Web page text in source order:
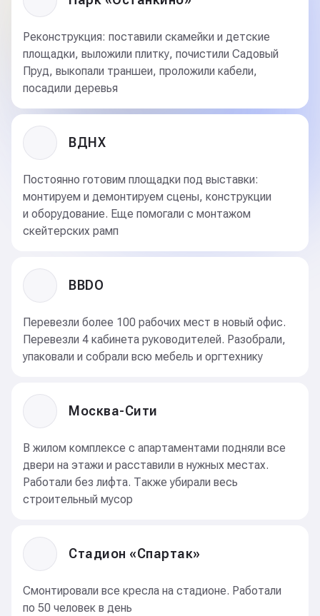
Реконструкция: поставили скамейки и детские
площадки, выложили плитку, почистили Садовый
Пруд, выкопали траншеи, проложили кабели,
посадили деревья
ВДНХ
Постоянно готовим площадки под выставки:
монтируем и демонтируем сцены, конструкции
и оборудование. Еще помогали с монтажом
скейтерских рамп
BBDO
Перевезли более 100 рабочих мест в новый офис.
Перевезли 4 кабинета руководителей. Разобрали,
упаковали и собрали всю мебель и оргтехнику
Москва-Сити
В жилом комплексе с апартаментами подняли все
двери на этажи и расставили в нужных местах.
Работали без лифта. Также убирали весь
строительный мусор
Стадион «Спартак»
Смонтировали все кресла на стадионе. Работали
по 50 человек в день